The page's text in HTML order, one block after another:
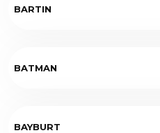
BARTIN
BATMAN
BAYBURT